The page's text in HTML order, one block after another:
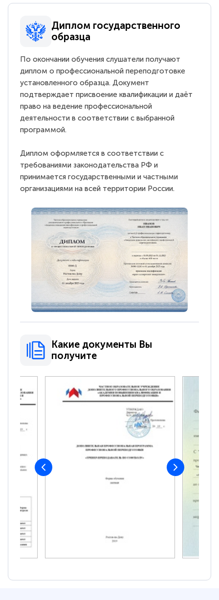
Диплом государственного
образца
По окончании обучения слушатели получают
диплом о профессиональной переподготовке
установленного образца. Документ
подтверждает присвоение квалификации и даёт
право на ведение профессиональной
деятельности в соответствии с выбранной
программой.
Диплом оформляется в соответствии с
требованиями законодательства РФ и
принимается государственными и частными
организациями на всей территории России.
Какие документы Вы
получите